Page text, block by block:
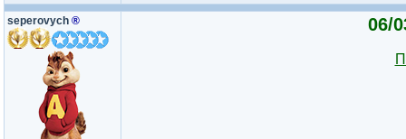
seperovych ® 06/